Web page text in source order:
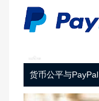
货币公平与PayPal